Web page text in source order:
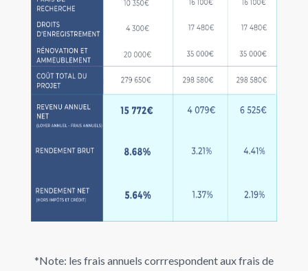
*Note: les frais annuels corrrespondent aux frais de